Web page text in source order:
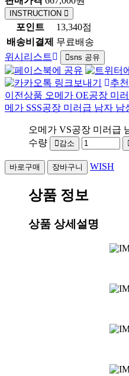
INSTRUCTION
포인트
13,340점
배송비결제
무료배송
위시리스트
sns 공유
추
이전상품 오메가 OE공장 미
메가 SSS공장 미러급 남자 남
오메가 VS공장 미러급
수량
감소
WISH
상품 정보
상품 상세설명